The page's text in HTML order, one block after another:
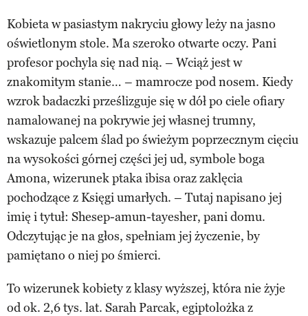
Kobieta w pasiastym nakryciu głowy leży na jasno
oświetlonym stole. Ma szeroko otwarte oczy. Pani
profesor pochyla się nad nią. – Wciąż jest w
znakomitym stanie… – mamrocze pod nosem. Kiedy
wzrok badaczki prześlizguje się w dół po ciele ofiary
namalowanej na pokrywie jej własnej trumny,
wskazuje palcem ślad po świeżym poprzecznym cięciu
na wysokości górnej części jej ud, symbole boga
Amona, wizerunek ptaka ibisa oraz zaklęcia
pochodzące z Księgi umarłych. – Tutaj napisano jej
imię i tytuł: Shesep-amun-tayesher, pani domu.
Odczytując je na głos, spełniam jej życzenie, by
pamiętano o niej po śmierci.
To wizerunek kobiety z klasy wyższej, która nie żyje
od ok. 2,6 tys. lat. Sarah Parcak, egiptolożka z